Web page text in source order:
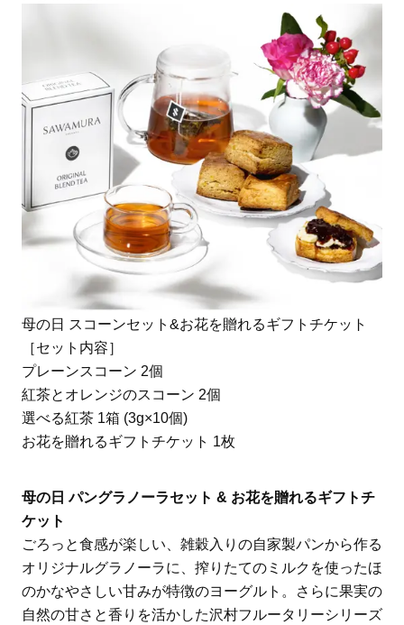
母の日 スコーンセット&お花を贈れるギフトチケット
［セット内容］
プレーンスコーン 2個
紅茶とオレンジのスコーン 2個
選べる紅茶 1箱 (3g×10個)
お花を贈れるギフトチケット 1枚
母の日 パングラノーラセット & お花を贈れるギフトチ
ケット
ごろっと食感が楽しい、雑穀入りの自家製パンから作る
オリジナルグラノーラに、搾りたてのミルクを使ったほ
のかなやさしい甘みが特徴のヨーグルト。さらに果実の
自然の甘さと香りを活かした沢村フルータリーシリーズ